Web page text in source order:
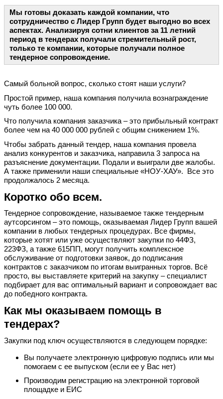
Мы готовы доказать каждой компании, что
сотрудничество с Лидер Групп будет выгодно во всех
аспектах. Анализируя сотни клиентов за 11 летний
период в тендерах получали стремительный рост,
только те компании, которые получали полное
тендерное сопровождение.
Самый больной вопрос, сколько стоят наши услуги?
Простой пример, наша компания получила вознаграждение
чуть более 100 000.
Что получила компания заказчика – это прибыльный контракт
более чем на 40 000 000 рублей с общим снижением 1%.
Чтобы забрать данный тендер, наша компания провела
анализ конкурентов и заказчика, направила 3 запроса на
разъяснение документации. Подали и выиграли две жалобы.
А также применили наши специальные «НОУ-ХАУ». Все это
продолжалось 2 месяца.
Коротко обо всем.
Тендерное сопровождение, называемое также тендерным
аутсорсингом – это помощь, оказываемая Лидер Групп вашей
компании в любых тендерных процедурах. Все фирмы,
которые хотят или уже осуществляют закупки по 44ФЗ,
223ФЗ, а также 615ПП, могут получить комплексное
обслуживание от подготовки заявок, до подписания
контрактов с заказчиком по итогам выигранных торгов. Всё
просто, вы выставляете критерий на закупку – специалист
подбирает для вас оптимальный вариант и сопровождает вас
до победного контракта.
Как мы оказываем помощь в
тендерах?
Закупки под ключ осуществляются в следующем порядке:
Вы получаете электронную цифровую подпись или мы
помогаем с ее выпуском (если ее у Вас нет)
Производим регистрацию на электронной торговой
площадке и ЕИС